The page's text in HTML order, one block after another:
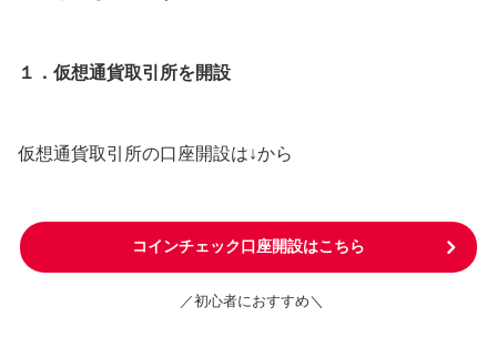
１．仮想通貨取引所を開設
仮想通貨取引所の口座開設は↓から
コインチェック口座開設はこちら
／初心者におすすめ＼